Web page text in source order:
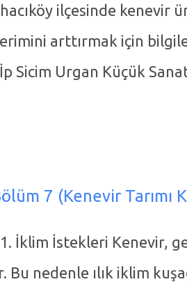
ilçesinde kenevir
arttırmak için
İp Sicim Urgan Küçük
ilçesinde yer alan
kritik bir rol oynuyor. Bu
7 (Kenevir Tarımı
İklim İstekleri Kenevir,
Bu nedenle ılık iklim